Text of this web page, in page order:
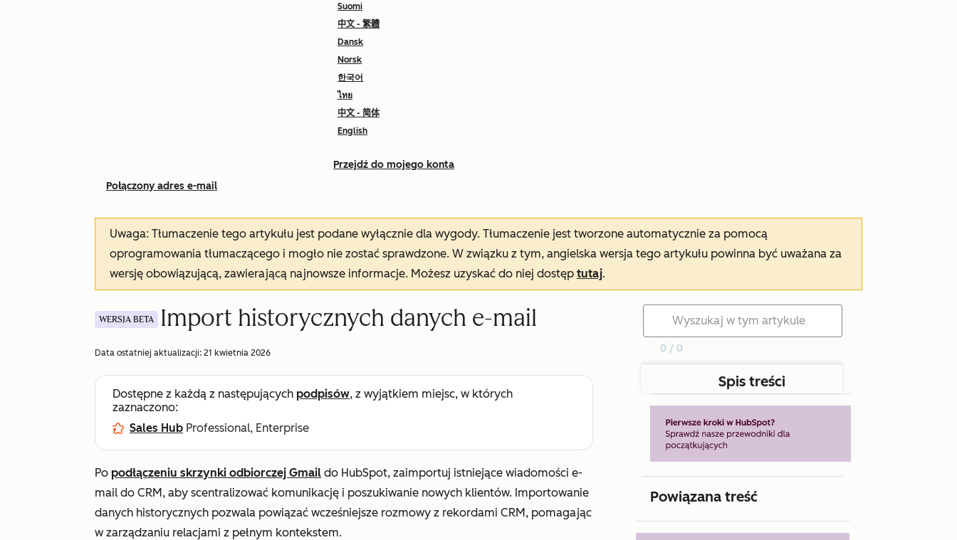
Suomi
中文 - 繁體
Dansk
Norsk
한국어
ไทย
中文 - 简体
English
Przejdź do mojego konta
Połączony adres e-mail
Uwaga: Tłumaczenie tego artykułu jest podane wyłącznie dla wygody. Tłumaczenie jest tworzone automatycznie za pomocą
oprogramowania tłumaczącego i mogło nie zostać sprawdzone. W związku z tym, angielska wersja tego artykułu powinna być uważana za
wersję obowiązującą, zawierającą najnowsze informacje. Możesz uzyskać do niej dostęp tutaj.
WERSJA BETA Import historycznych danych e-mail
Data ostatniej aktualizacji: 21 kwietnia 2026
Dostępne z każdą z następujących podpisów, z wyjątkiem miejsc, w których
zaznaczono:
Sales Hub Professional, Enterprise
Po podłączeniu skrzynki odbiorczej Gmail do HubSpot, zaimportuj istniejące wiadomości e-
mail do CRM, aby scentralizować komunikację i poszukiwanie nowych klientów. Importowanie
danych historycznych pozwala powiązać wcześniejsze rozmowy z rekordami CRM, pomagając
w zarządzaniu relacjami z pełnym kontekstem.
0 / 0
Spis treści
Powiązana treść